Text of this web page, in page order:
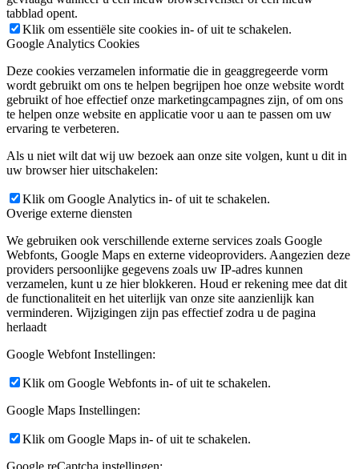
tabblad opent.
Klik om essentiële site cookies in- of uit te schakelen.
Google Analytics Cookies
Deze cookies verzamelen informatie die in geaggregeerde vorm
wordt gebruikt om ons te helpen begrijpen hoe onze website wordt
gebruikt of hoe effectief onze marketingcampagnes zijn, of om ons
te helpen onze website en applicatie voor u aan te passen om uw
ervaring te verbeteren.
Als u niet wilt dat wij uw bezoek aan onze site volgen, kunt u dit in
uw browser hier uitschakelen:
Klik om Google Analytics in- of uit te schakelen.
Overige externe diensten
We gebruiken ook verschillende externe services zoals Google
Webfonts, Google Maps en externe videoproviders. Aangezien deze
providers persoonlijke gegevens zoals uw IP-adres kunnen
verzamelen, kunt u ze hier blokkeren. Houd er rekening mee dat dit
de functionaliteit en het uiterlijk van onze site aanzienlijk kan
verminderen. Wijzigingen zijn pas effectief zodra u de pagina
herlaadt
Google Webfont Instellingen:
Klik om Google Webfonts in- of uit te schakelen.
Google Maps Instellingen:
Klik om Google Maps in- of uit te schakelen.
Google reCaptcha instellingen: